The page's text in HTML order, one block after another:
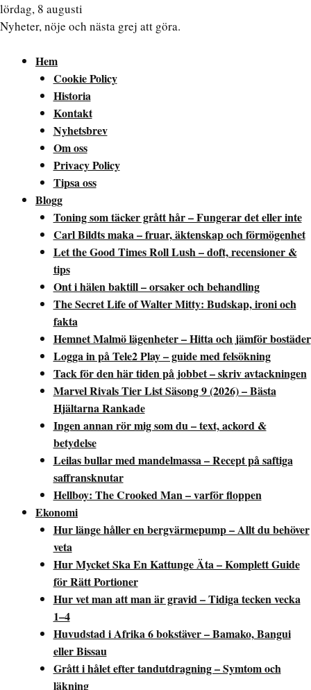
lördag, 8 augusti
Nyheter, nöje och nästa grej att göra.
Hem
Cookie Policy
Historia
Kontakt
Nyhetsbrev
Om oss
Privacy Policy
Tipsa oss
Blogg
Toning som täcker grått hår – Fungerar det eller inte
Carl Bildts maka – fruar, äktenskap och förmögenhet
Let the Good Times Roll Lush – doft, recensioner &
tips
Ont i hälen baktill – orsaker och behandling
The Secret Life of Walter Mitty: Budskap, ironi och
fakta
Hemnet Malmö lägenheter – Hitta och jämför bostäder
Logga in på Tele2 Play – guide med felsökning
Tack för den här tiden på jobbet – skriv avtackningen
Marvel Rivals Tier List Säsong 9 (2026) – Bästa
Hjältarna Rankade
Ingen annan rör mig som du – text, ackord &
betydelse
Leilas bullar med mandelmassa – Recept på saftiga
saffransknutar
Hellboy: The Crooked Man – varför floppen
Ekonomi
Hur länge håller en bergvärmepump – Allt du behöver
veta
Hur Mycket Ska En Kattunge Äta – Komplett Guide
för Rätt Portioner
Hur vet man att man är gravid – Tidiga tecken vecka
1–4
Huvudstad i Afrika 6 bokstäver – Bamako, Bangui
eller Bissau
Grått i hålet efter tandutdragning – Symtom och
läkning